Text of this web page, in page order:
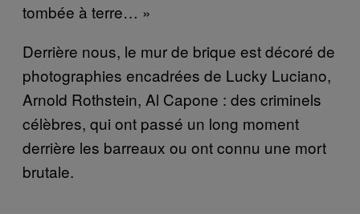
tombée à terre… »
Derrière nous, le mur de brique est décoré de
photographies encadrées de Lucky Luciano,
Arnold Rothstein, Al Capone : des criminels
célèbres, qui ont passé un long moment
derrière les barreaux ou ont connu une mort
brutale.